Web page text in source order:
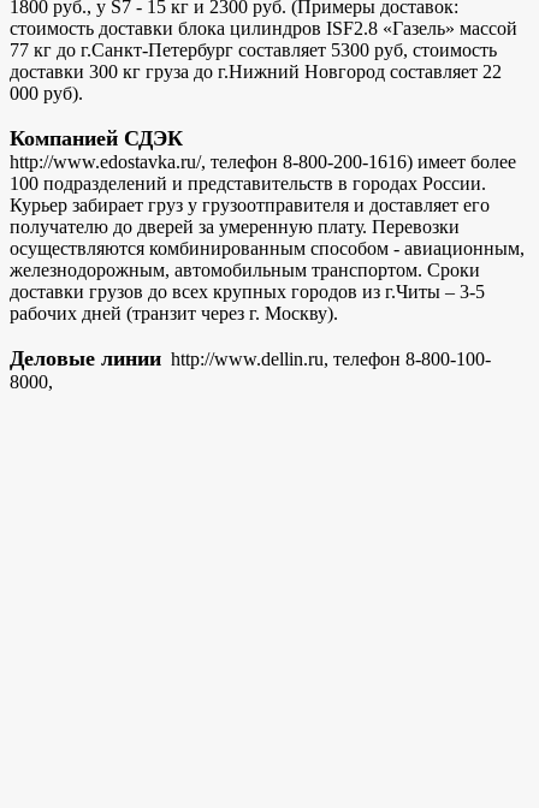
1800 руб., у S7 - 15 кг и 2300 руб. (Примеры доставок:
стоимость доставки блока цилиндров ISF2.8 «Газель» массой
77 кг до г.Санкт-Петербург составляет 5300 руб, стоимость
доставки 300 кг груза до г.Нижний Новгород составляет 22
000 руб).
Компанией СДЭК
http://www.edostavka.ru/, телефон 8-800-200-1616) имеет более
100 подразделений и представительств в городах России.
Курьер забирает груз у грузоотправителя и доставляет его
получателю до дверей за умеренную плату. Перевозки
осуществляются комбинированным способом - авиационным,
железнодорожным, автомобильным транспортом. Сроки
доставки грузов до всех крупных городов из г.Читы – 3-5
рабочих дней (транзит через г. Москву).
Деловые линии http://www.dellin.ru, телефон 8-800-100-
8000,